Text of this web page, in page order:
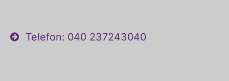
Telefon: 040 237243040